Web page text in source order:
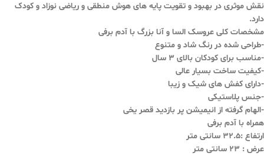
نقش موثری در بهبود و تقویت پایه های هوش منطقی و ریاضی نوزاد و کودک
دارد.
مشخصات کلی عروسک السا و آنا بزرگ با آدم برفی
-طراحی شده در رنگ شاد و متنوع
-مناسب برای کودکان بالای ۳ سال
-کیفیت ساخت بسیار عالی
-دارای کفش های شیک و زیبا
-جنس پلاستیکی
-الهام گرفته از انیمیشن پر بازدید قصر یخی
همراه با آدم برفی
ارتفاع :32.5 سانتی متر
عرض : 23 سانتی متر